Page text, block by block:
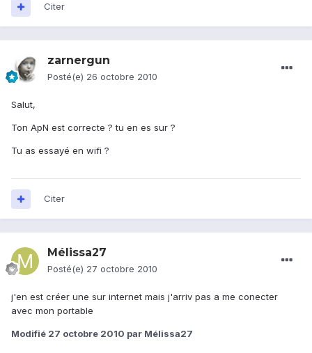
Citer
zarnergun
Posté(e) 26 octobre 2010
Salut,
Ton ApN est correcte ? tu en es sur ?
Tu as essayé en wifi ?
Citer
Mélissa27
Posté(e) 27 octobre 2010
j'en est créer une sur internet mais j'arriv pas a me conecter
avec mon portable
Modifié 27 octobre 2010 par Mélissa27